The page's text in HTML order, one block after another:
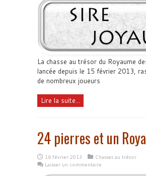
La chasse au trésor du Royaume
lancée depuis le 15 février 2013,
de nombreux joueurs
Lire la suite...
24 pierres et un
16 février 2013
Chasses au trésor
Laisser un commentaire